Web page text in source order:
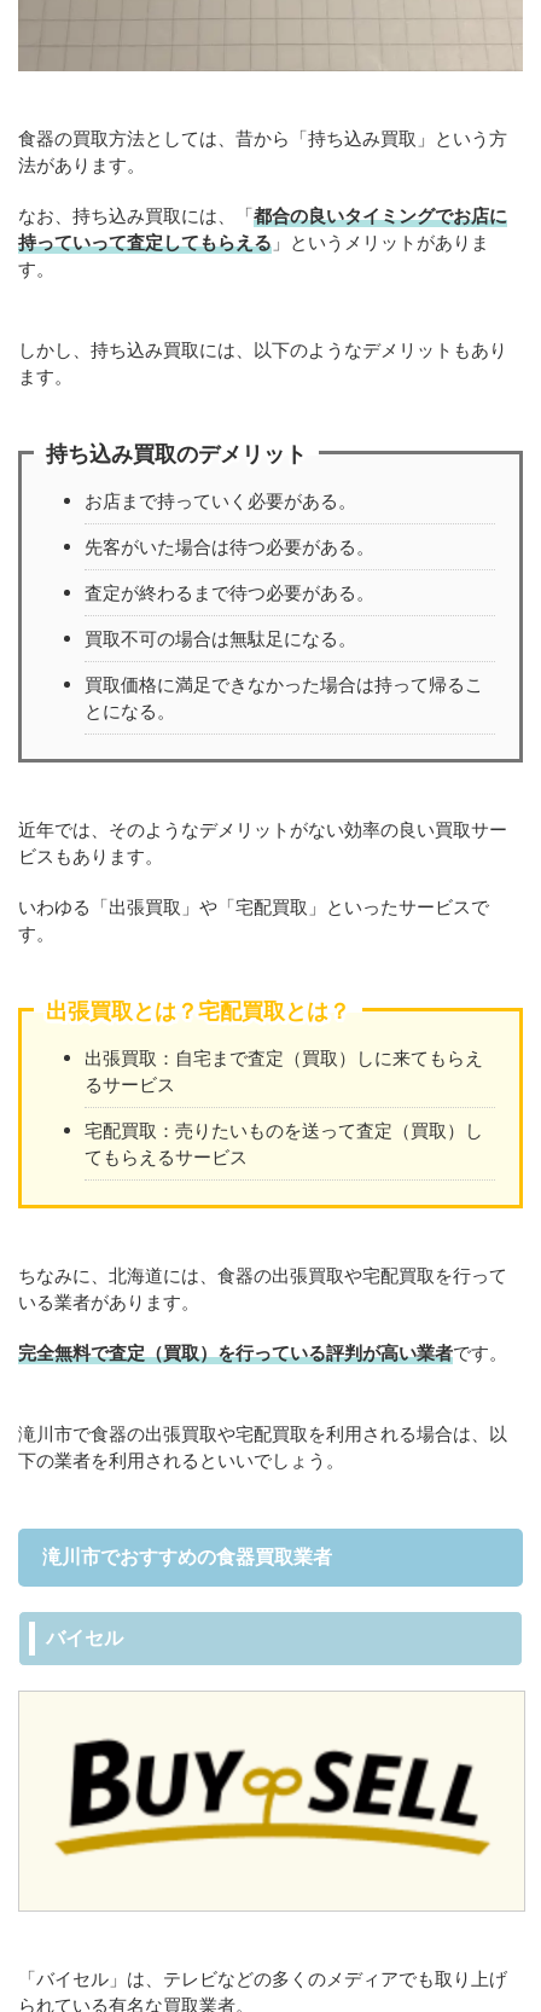
食器の買取方法としては、昔から「持ち込み買取」という方
法があります。
なお、持ち込み買取には、「都合の良いタイミングでお店に
持っていって査定してもらえる 」というメリットがありま
す。
しかし、持ち込み買取には、以下のようなデメリットもあり
ます。
持ち込み買取のデメリット
お店まで持っていく必要がある。
先客がいた場合は待つ必要がある。
査定が終わるまで待つ必要がある。
買取不可の場合は無駄足になる。
買取価格に満足できなかった場合は持って帰るこ
とになる。
近年では、そのようなデメリットがない効率の良い買取サー
ビスもあります。
いわゆる「出張買取」や「宅配買取」といったサービスで
す。
出張買取とは？宅配買取とは？
出張買取：自宅まで査定（買取）しに来てもらえ
るサービス
宅配買取：売りたいものを送って査定（買取）し
てもらえるサービス
ちなみに、北海道には、食器の出張買取や宅配買取を行って
いる業者があります。
完全無料で査定（買取）を行っている評判が高い業者です。
滝川市で食器の出張買取や宅配買取を利用される場合は、以
下の業者を利用されるといいでしょう。
滝川市でおすすめの食器買取業者
バイセル
「バイセル」は、テレビなどの多くのメディアでも取り上げ
られている有名な買取業者。